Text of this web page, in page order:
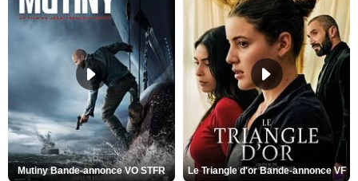
Mutiny Bande-annonce VO STFR Le Triangle d'or Bande-annonce VF